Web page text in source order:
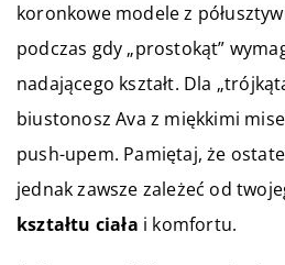
koronkowe modele z
podczas gdy „prostokąt”
nadającego kształt. Dla
biustonosz Ava z miękkimi
push-upem. Pamiętaj, że
jednak zawsze zależeć od
kształtu ciała i komfortu.